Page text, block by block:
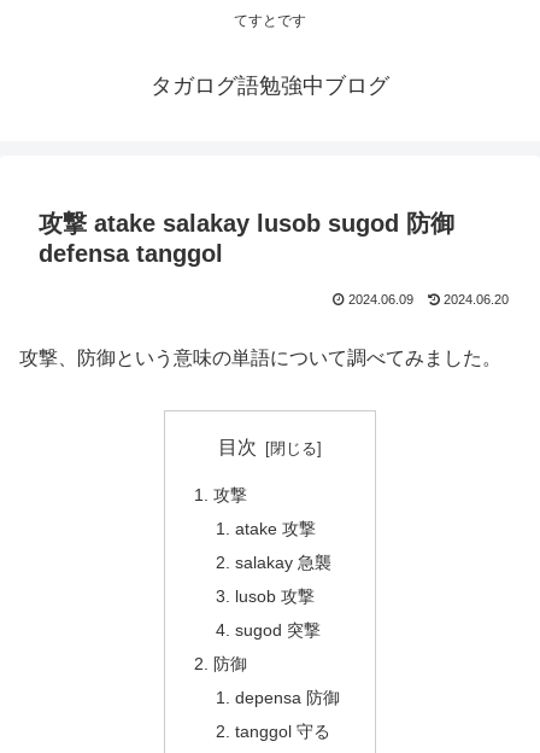
てすとです
タガログ語勉強中ブログ
攻撃 atake salakay lusob sugod 防御
defensa tanggol
2024.06.09 2024.06.20
攻撃、防御という意味の単語について調べてみました。
目次
攻撃
atake 攻撃
salakay 急襲
lusob 攻撃
sugod 突撃
防御
depensa 防御
tanggol 守る